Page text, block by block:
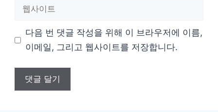
다음 번 댓글 작성을 위해 이 브라우저에 이름,
이메일, 그리고 웹사이트를 저장합니다.